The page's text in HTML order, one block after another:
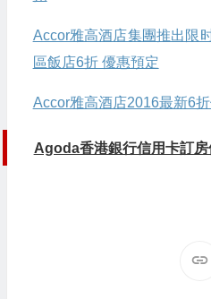
Accor雅高酒店集團推出限
區飯店6折 優惠預定
Accor雅高酒店2016最新6
Agoda香港銀行信用卡訂